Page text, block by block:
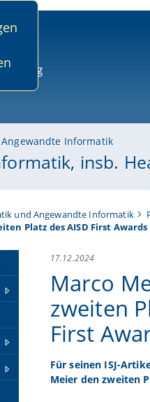
Informatik
insb.
und Angewandte Informatik
Platz des AISD First Awards
17.12.2024
Marco
zweiten
First
Für seinen ISJ-
Meier den zweiten